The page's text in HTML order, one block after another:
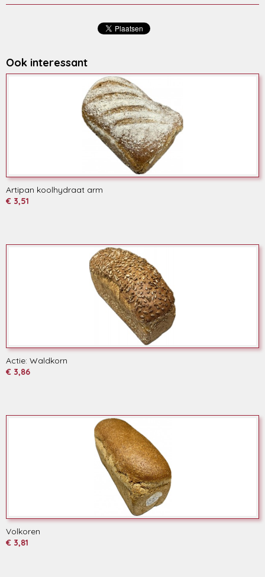
Ook interessant
Artipan koolhydraat arm
€ 3,51
Actie: Waldkorn
€ 3,86
Volkoren
€ 3,81